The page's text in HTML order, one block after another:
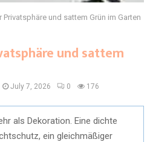
Privatsphäre und sattem Grün im Garten
und sattem
July 7, 2026 0 176
als Dekoration. Eine dichte
ein gleichmäßiger